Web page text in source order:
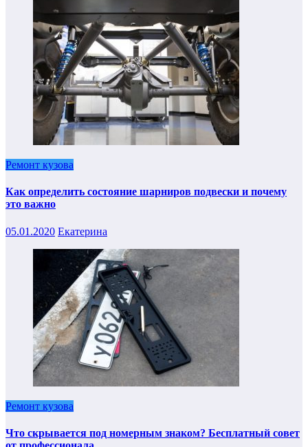
Ремонт кузова
Как определить состояние шарниров подвески и почему
это важно
05.01.2020 Екатерина
Ремонт кузова
Что скрывается под номерным знаком? Бесплатный совет